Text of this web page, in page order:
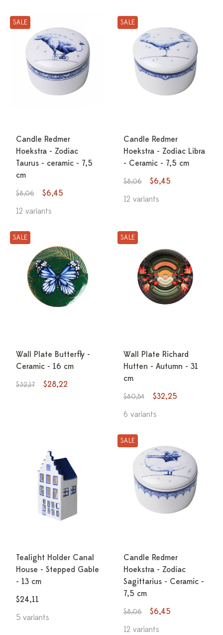
SALE
Candle Redmer
Hoekstra - Zodiac
Taurus - ceramic - 7,5
cm
$8,06
$6,45
12 variants
SALE
Candle Redmer
Hoekstra - Zodiac Libra
- Ceramic - 7,5 cm
$8,06
$6,45
12 variants
SALE
Wall Plate Butterfly -
Ceramic - 16 cm
$32,17 $28,22
SALE
Wall Plate Richard
Hutten - Autumn - 31
cm
$80,54
$32,25
6 variants
Tealight Holder Canal
House - Stepped Gable
- 13 cm
$24,11
5 variants
SALE
Candle Redmer
Hoekstra - Zodiac
Sagittarius - Ceramic -
7,5 cm
$8,06
$6,45
12 variants